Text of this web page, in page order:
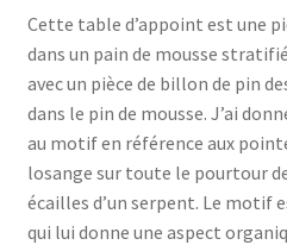
Cette table d’appoint est une
dans un pain de mousse
avec un pièce de billon de pin
dans le pin de mousse. J’ai
au motif en référence aux
losange sur toute le pourtour
écailles d’un serpent. Le motif
qui lui donne une aspect